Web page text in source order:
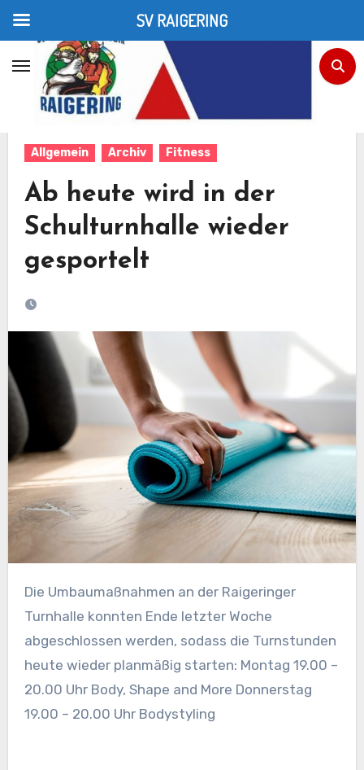
Inhalt
springen
Home
Allgemein
Ab heute wird in der Schulturnhalle wieder gesportelt
Allgemein Archiv Fitness
Ab heute wird in der
Schulturnhalle wieder
gesportelt
Die Umbaumaßnahmen an der Raigeringer
Turnhalle konnten Ende letzter Woche
abgeschlossen werden, sodass die Turnstunden
heute wieder planmäßig starten: Montag 19.00 –
20.00 Uhr Body, Shape and More Donnerstag
19.00 – 20.00 Uhr Bodystyling
SV RAIGERING